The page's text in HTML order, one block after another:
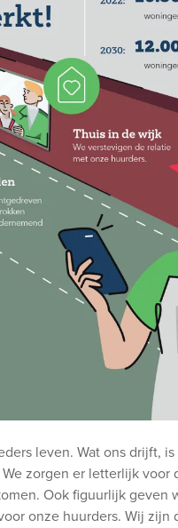
leven. Wat ons drijft,
zorgen er letterlijk
Ook figuurlijk geven
onze huurders. Wij zijn